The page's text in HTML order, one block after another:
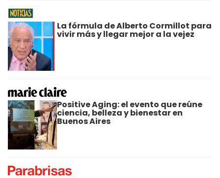
La fórmula de Alberto Cormillot para
vivir más y llegar mejor a la vejez
Positive Aging: el evento que reúne
ciencia, belleza y bienestar en
Buenos Aires